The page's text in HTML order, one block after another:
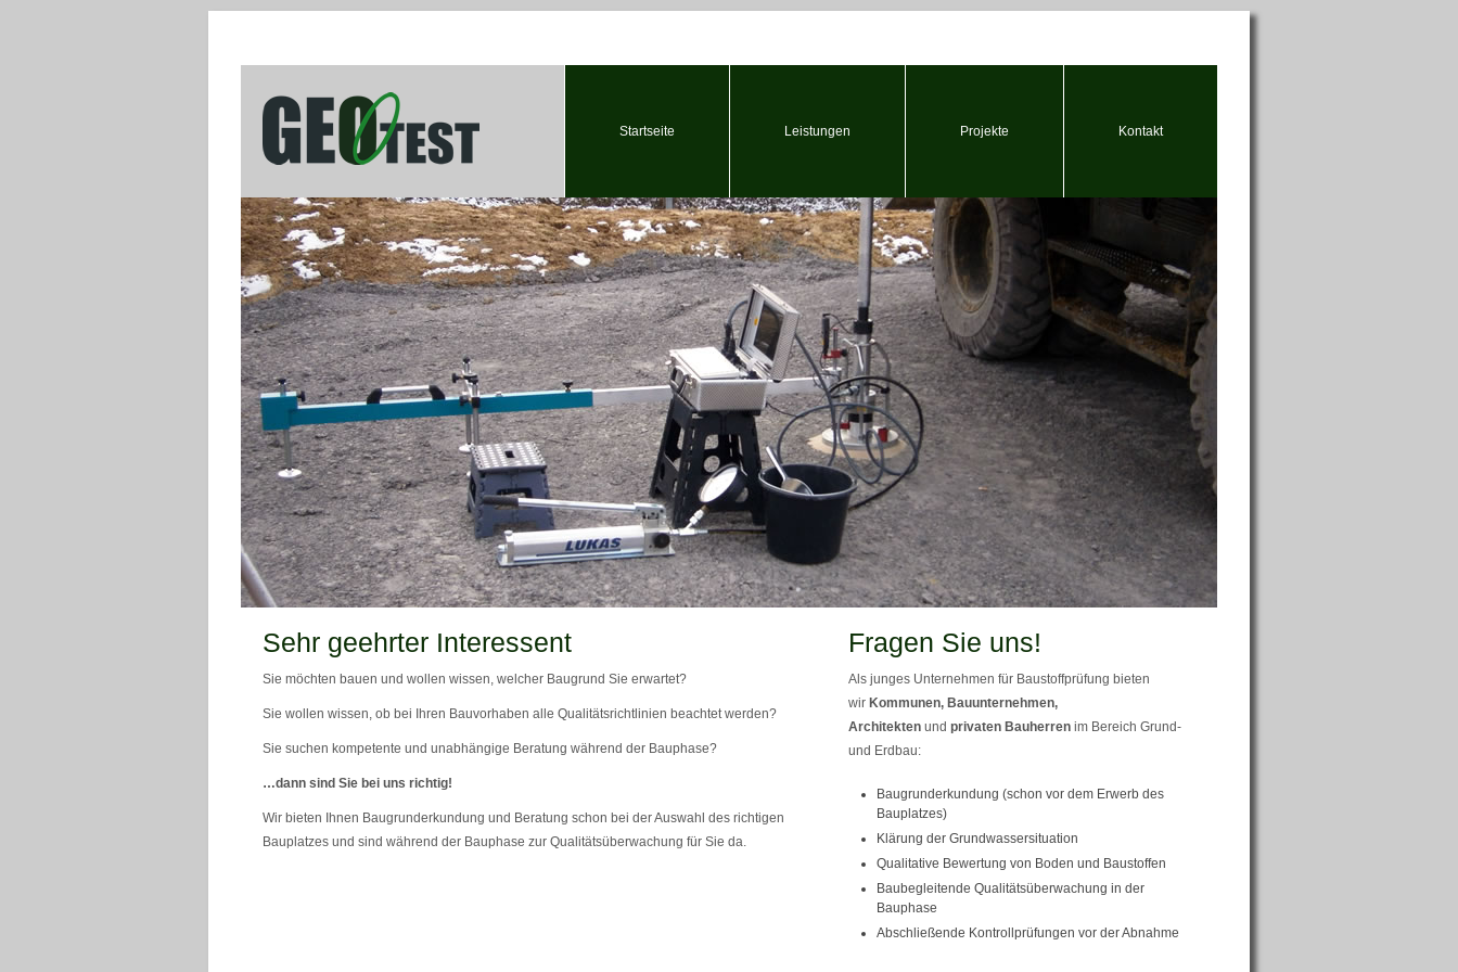
Startseite Leistungen Projekte Kontakt
Sehr geehrter Interessent
Sie möchten bauen und wollen wissen, welcher Baugrund Sie erwartet?
Sie wollen wissen, ob bei Ihren Bauvorhaben alle Qualitätsrichtlinien beachtet werden?
Sie suchen kompetente und unabhängige Beratung während der Bauphase?
…dann sind Sie bei uns richtig!
Wir bieten Ihnen Baugrunderkundung und Beratung schon bei der Auswahl des richtigen
Bauplatzes und sind während der Bauphase zur Qualitätsüberwachung für Sie da.
Fragen Sie uns!
Als junges Unternehmen für Baustoffprüfung bieten
wir Kommunen, Bauunternehmen,
Architekten und privaten Bauherren im Bereich Grund-
und Erdbau:
Baugrunderkundung (schon vor dem Erwerb des
Bauplatzes)
Klärung der Grundwassersituation
Qualitative Bewertung von Boden und Baustoffen
Baubegleitende Qualitätsüberwachung in der
Bauphase
Abschließende Kontrollprüfungen vor der Abnahme